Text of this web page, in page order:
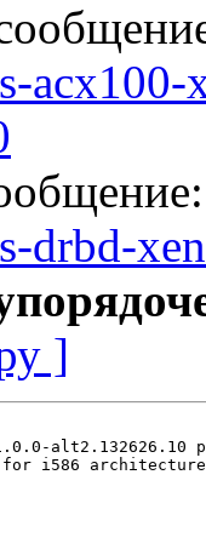
drbd-
]
alt2.132626.10
for i586